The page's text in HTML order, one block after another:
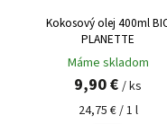
Kokosový olej 400ml
PLANETTE
Máme skladom
9,90 € / ks
24,75 € / 1 l